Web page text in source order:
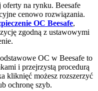
na rynku. Beesafe
cenowo rozwiązania.
OC Beesafe,
zgodną z ustawowymi
OC w Beesafe to
i przejrzystą procedurą
kliknięć możesz rozszerzyć
ochronę szyb.